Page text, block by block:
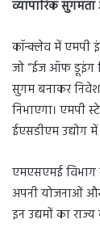
व्यापारिक
कॉन्क्लेव में एमपी
जो “ईज ऑफ डूइंग
सुगम बनाकर
निभाएगा। एमपी
ईएसडीएम उद्योग
एमएसएमई विभाग
अपनी योजनाओं और
इन उद्यमों का